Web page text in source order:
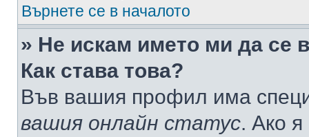
Върнете се в началото
» Не искам името ми да се
Как става това?
Във вашия профил има
вашия онлайн статус. Ако